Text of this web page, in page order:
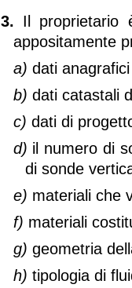
3. Il proprietario
appositamente
a) dati
b) dati catastali
c) dati di
d) il numero di
di sonde
e) materiali che
f) materiali
g) geometria
h) tipologia di